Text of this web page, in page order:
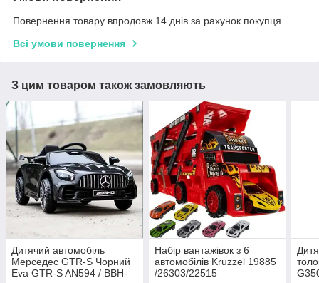
Повернення товару впродовж 14 днів за рахунок покупця
Всі умови повернення
З цим товаром також замовляють
Дитячий автомобіль
Мерседес GTR-S Чорний
Eva GTR-S AN594 / BBH-
Набір вантажівок з 6
автомобілів Kruzzel 19885
/26303/22515